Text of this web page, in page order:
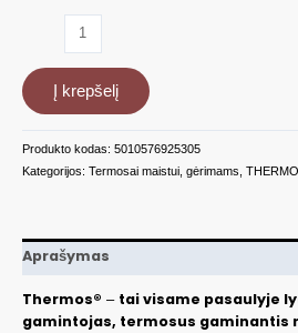
Maistinis
termosas
470ml
Į krepšelį
Produkto kodas: 5010576925305
Kategorijos: Termosai maistui, gėrimams
Aprašymas
Thermos® – tai visame pasaulyje
gamintojas, termosus gaminantis